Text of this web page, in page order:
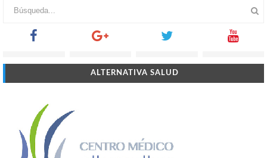
ALTERNATIVA SALUD